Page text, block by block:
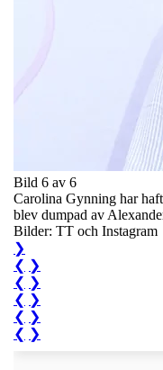
Bild 6 av 6
Carolina Gynning har
blev dumpad av
Bilder: TT och Instagram
❯
❮ ❯
❮ ❯
❮ ❯
❮ ❯
❮ ❯